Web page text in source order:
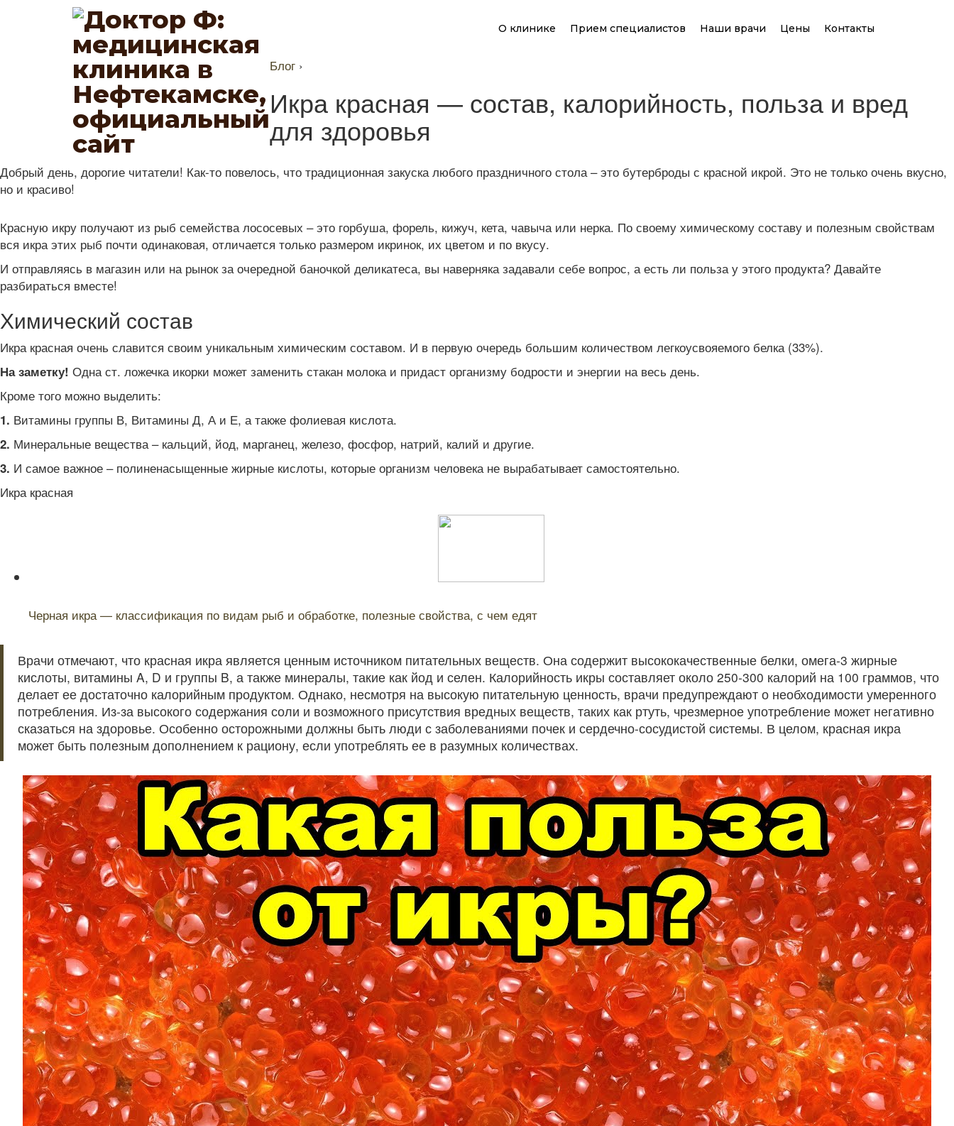
О клинике Прием специалистов Наши врачи Цены Контакты
Блог ›
Икра красная — состав, калорийность, польза и вред
для здоровья
Добрый день, дорогие читатели! Как-то повелось, что традиционная закуска любого праздничного стола – это бутерброды с красной икрой. Это не только очень вкусно,
но и красиво!
Красную икру получают из рыб семейства лососевых – это горбуша, форель, кижуч, кета, чавыча или нерка. По своему химическому составу и полезным свойствам
вся икра этих рыб почти одинаковая, отличается только размером икринок, их цветом и по вкусу.
И отправляясь в магазин или на рынок за очередной баночкой деликатеса, вы наверняка задавали себе вопрос, а есть ли польза у этого продукта? Давайте
разбираться вместе!
Химический состав
Икра красная очень славится своим уникальным химическим составом. И в первую очередь большим количеством легкоусвояемого белка (33%).
На заметку! Одна ст. ложечка икорки может заменить стакан молока и придаст организму бодрости и энергии на весь день.
Кроме того можно выделить:
1. Витамины группы В, Витамины Д, А и Е, а также фолиевая кислота.
2. Минеральные вещества – кальций, йод, марганец, железо, фосфор, натрий, калий и другие.
3. И самое важное – полиненасыщенные жирные кислоты, которые организм человека не вырабатывает самостоятельно.
Икра красная
Черная икра — классификация по видам рыб и обработке, полезные свойства, с чем едят
Врачи отмечают, что красная икра является ценным источником питательных веществ. Она содержит высококачественные белки, омега-3 жирные
кислоты, витамины A, D и группы B, а также минералы, такие как йод и селен. Калорийность икры составляет около 250-300 калорий на 100 граммов, что
делает ее достаточно калорийным продуктом. Однако, несмотря на высокую питательную ценность, врачи предупреждают о необходимости умеренного
потребления. Из-за высокого содержания соли и возможного присутствия вредных веществ, таких как ртуть, чрезмерное употребление может негативно
сказаться на здоровье. Особенно осторожными должны быть люди с заболеваниями почек и сердечно-сосудистой системы. В целом, красная икра
может быть полезным дополнением к рациону, если употреблять ее в разумных количествах.